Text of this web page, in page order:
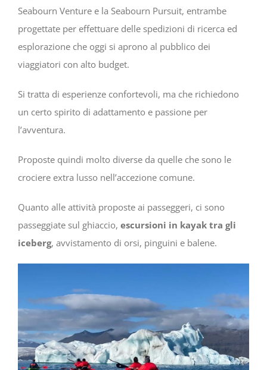
Seabourn Venture e la Seabourn Pursuit, entrambe
progettate per effettuare delle spedizioni di ricerca ed
esplorazione che oggi si aprono al pubblico dei
viaggiatori con alto budget.
Si tratta di esperienze confortevoli, ma che richiedono
un certo spirito di adattamento e passione per
l’avventura.
Proposte quindi molto diverse da quelle che sono le
crociere extra lusso nell’accezione comune.
Quanto alle attività proposte ai passeggeri, ci sono
passeggiate sul ghiaccio, escursioni in kayak tra gli
iceberg, avvistamento di orsi, pinguini e balene.